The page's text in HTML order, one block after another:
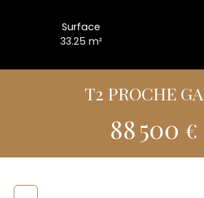
Surface
33.25 m²
T2 PROCHE
88 500 €